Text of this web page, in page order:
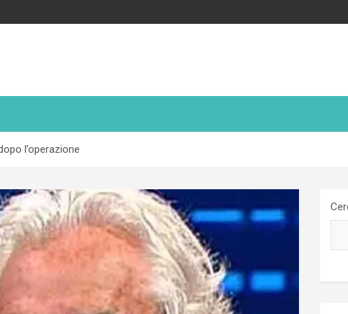
l’operazione